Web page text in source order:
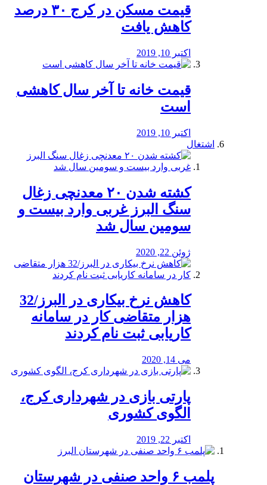
️قیمت مسکن در کرج ۳۰ درصد
کاهش یافت
اکتبر 10, 2019
قیمت خانه تا آخر سال کاهشی
است
اکتبر 10, 2019
اشتغال
کشته شدن ۲۰ معدنچی زغال
سنگ البرز غربی وارد بیست و
سومین سال شد
ژوئن 22, 2020
کاهش نرخ بیکاری در البرز/32
هزار متقاضی کار در سامانه
کاریابی ثبت نام کردند
می 14, 2020
پارتی بازی در شهرداری کرج،
الگوی کشوری
اکتبر 22, 2019
پلمب ۶ واحد صنفی در شهرستان